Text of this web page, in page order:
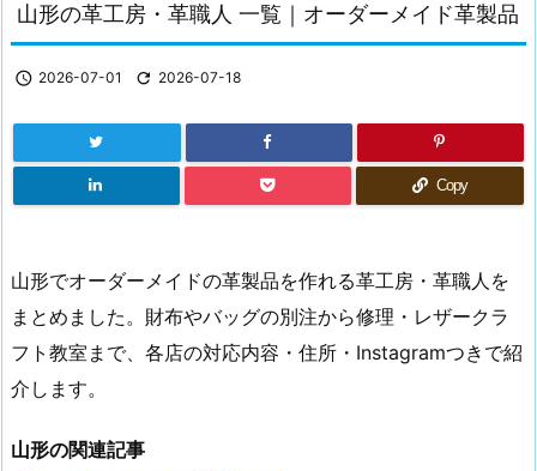
山形の革工房・革職人 一覧｜オーダーメイド革製品
 2026-07-01  2026-07-18
Copy
山形でオーダーメイドの革製品を作れる革工房・革職人を
まとめました。財布やバッグの別注から修理・レザークラ
フト教室まで、各店の対応内容・住所・Instagramつきで紹
介します。
山形の関連記事